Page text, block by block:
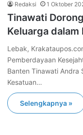
Redaksi 1 Oktober
Tinawati
Keluarga dalam
Lebak,
Pemberdayaan
Banten Tinawati Andra
Kesatuan…
Selengkapnya »